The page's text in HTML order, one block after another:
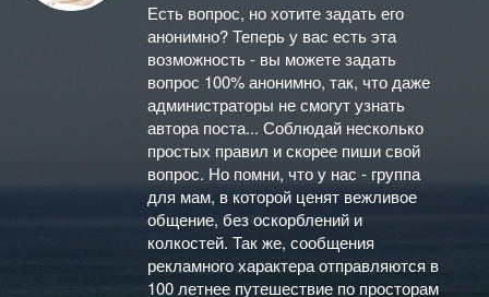
Есть вопрос, но хотите задать его
анонимно? Теперь у вас есть эта
возможность - вы можете задать
вопрос 100% анонимно, так, что даже
администраторы не смогут узнать
автора поста... Соблюдай несколько
простых правил и скорее пиши свой
вопрос. Но помни, что у нас - группа
для мам, в которой ценят вежливое
общение, без оскорблений и
колкостей. Так же, сообщения
рекламного характера отправляются в
100 летнее путешествие по просторам